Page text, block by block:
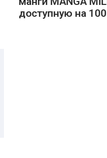
доступную на